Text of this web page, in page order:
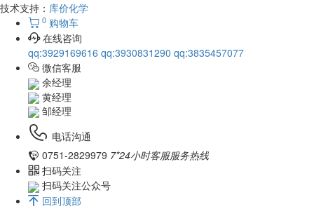
技术支持： 库价化学
0 购物车
在线咨询
qq:3929169616 qq:3930831290 qq:3835457077
微信客服
余经理
黄经理
邹经理
电话沟通
0751-2829979 7*24小时客服服务热线
扫码关注
扫码关注公众号
回到顶部